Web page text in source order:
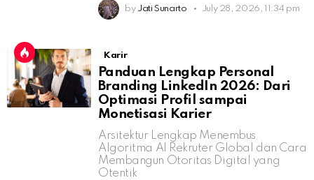
by Jati Sunarto July 28, 2026, 11:34 pm
Karir
Panduan Lengkap Personal
Branding LinkedIn 2026: Dari
Optimasi Profil sampai
Monetisasi Karier
Arsitektur Lengkap Menembus
Algoritma AI Rekruter Global dan Cara
Membangun Otoritas Digital yang
Otentik